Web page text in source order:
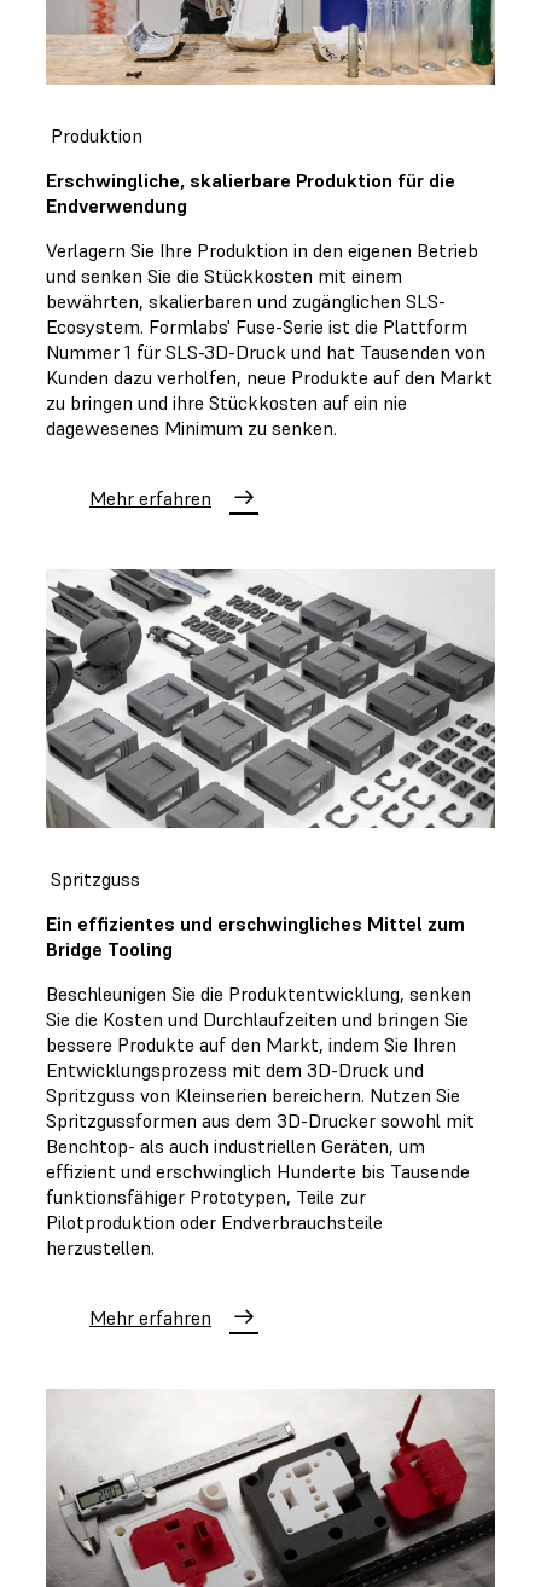
Produktion
Erschwingliche, skalierbare Produktion für die
Endverwendung
Verlagern Sie Ihre Produktion in den eigenen Betrieb
und senken Sie die Stückkosten mit einem
bewährten, skalierbaren und zugänglichen SLS-
Ecosystem. Formlabs' Fuse-Serie ist die Plattform
Nummer 1 für SLS-3D-Druck und hat Tausenden von
Kunden dazu verholfen, neue Produkte auf den Markt
zu bringen und ihre Stückkosten auf ein nie
dagewesenes Minimum zu senken.
Mehr erfahren
Spritzguss
Ein effizientes und erschwingliches Mittel zum
Bridge Tooling
Beschleunigen Sie die Produktentwicklung, senken
Sie die Kosten und Durchlaufzeiten und bringen Sie
bessere Produkte auf den Markt, indem Sie Ihren
Entwicklungsprozess mit dem 3D-Druck und
Spritzguss von Kleinserien bereichern. Nutzen Sie
Spritzgussformen aus dem 3D-Drucker sowohl mit
Benchtop- als auch industriellen Geräten, um
effizient und erschwinglich Hunderte bis Tausende
funktionsfähiger Prototypen, Teile zur
Pilotproduktion oder Endverbrauchsteile
herzustellen.
Mehr erfahren